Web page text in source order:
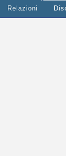
Relazioni